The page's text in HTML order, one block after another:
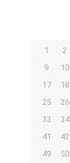
1 2
9
10
17
18
25
26
33
34
41
42
49
50